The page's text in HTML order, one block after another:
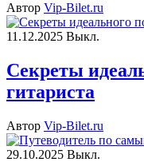
Автор Vip-Bilet.ru
11.12.2025 Выкл.
Секреты
гитариста
Автор Vip-Bilet.ru
29.10.2025 Выкл.